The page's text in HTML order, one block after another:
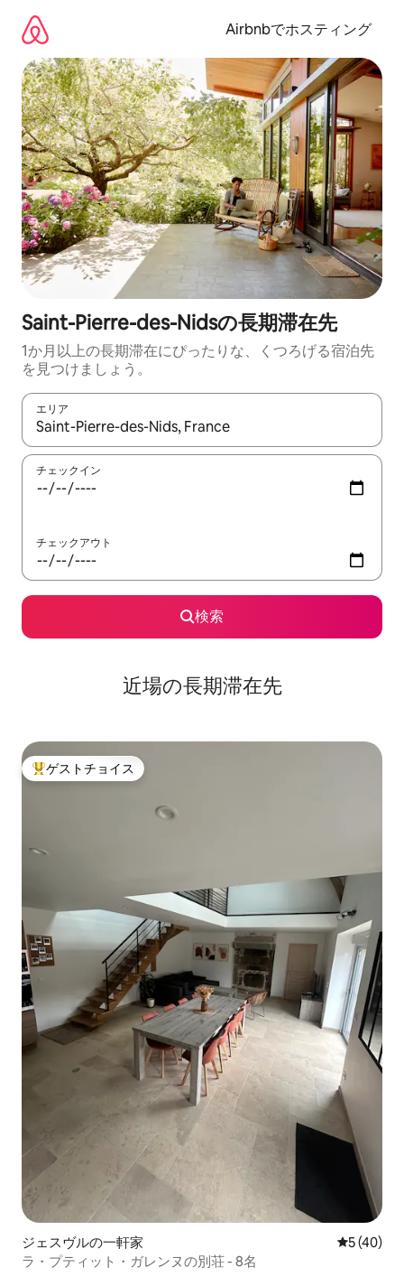
Airbnbでホスティング
Saint-Pierre-des-Nidsの長期滞在先
1か月以上の長期滞在にぴったりな、くつろげる宿泊先
を見つけましょう。
エリア
検索結果が表示されたら、上下の矢印キーを使って移動するか
チェックイン
チェックアウト
検索
近場の長期滞在先
大好評のゲストチョイスです。
ゲストチョイス
ジェスヴルの一軒家 レビュー
5 (40)
ラ・プティット・ガレンヌの別荘 - 8名